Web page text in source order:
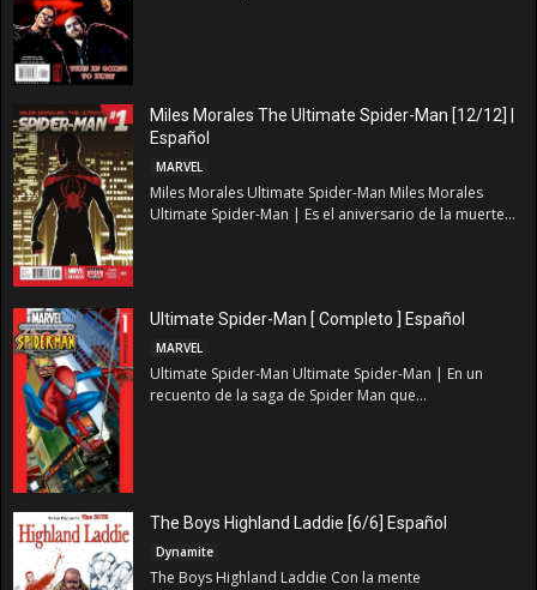
Miles Morales The Ultimate Spider-Man [12/12] |
Español
MARVEL
Miles Morales Ultimate Spider-Man Miles Morales
Ultimate Spider-Man | Es el aniversario de la muerte...
Ultimate Spider-Man [ Completo ] Español
MARVEL
Ultimate Spider-Man Ultimate Spider-Man | En un
recuento de la saga de Spider Man que...
The Boys Highland Laddie [6/6] Español
Dynamite
The Boys Highland Laddie Con la mente